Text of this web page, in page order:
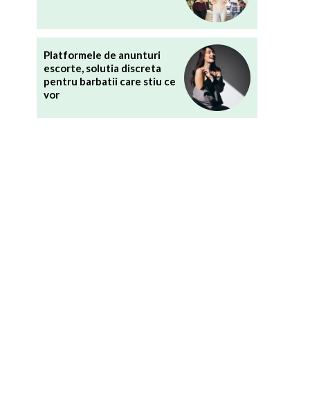
Platformele de anunturi
escorte, solutia discreta
pentru barbatii care stiu ce
vor